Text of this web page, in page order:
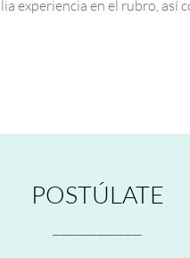
en el rubro, así
POSTÚLATE